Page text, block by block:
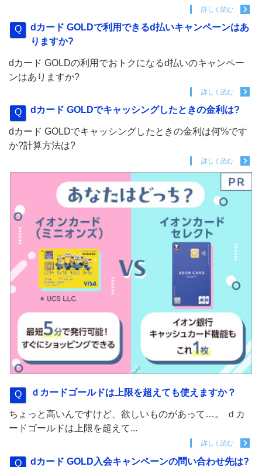
詳しく読む
dカード GOLDで利用できるd払いキャンペーンはあ
りますか?
dカード GOLDの利用でおトクになるd払いのキャンペー
ンはありますか?
詳しく読む
dカード GOLDでキャッシングしたときの金利は?
dカード GOLDでキャッシングしたときの金利は何%です
か?計算方法は?
詳しく読む
ｄカードゴールドは上限を超えても使えますか？
ちょっと高いんですけど、欲しいものがあって…。 ｄカ
ードゴールドは上限を超えて...
詳しく読む
dカード GOLD入会キャンペーンの問い合わせ先は?